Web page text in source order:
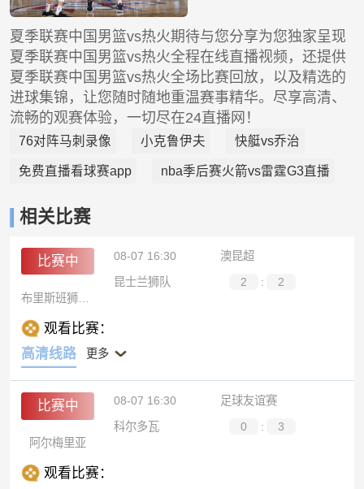
夏季联赛中国男篮vs热火期待与您分享为您独家呈现
夏季联赛中国男篮vs热火全程在线直播视频，还提供
夏季联赛中国男篮vs热火全场比赛回放，以及精选的
进球集锦，让您随时随地重温赛事精华。尽享高清、
流畅的观赛体验，一切尽在24直播网！
76对阵马刺录像 小克鲁伊夫 快艇vs乔治
免费直播看球赛app nba季后赛火箭vs雷霆G3直播
相关比赛
比赛中 08-07 16:30
澳昆超
昆士兰狮队
2 :
2
观看比赛：
高清线路
更多
比赛中 08-07 16:30
足球友谊赛
科尔多瓦
0 :
3
阿尔梅里亚
观看比赛：